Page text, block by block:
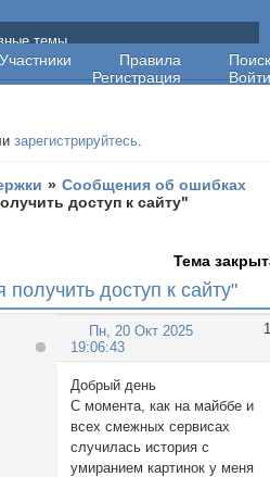
поддержки
Участники Правила
Поиск
Регистрация
Войти
темы
зарегистрируйтесь.
» Сообщения об ошибках
доступ к сайту"
доступ к сайту"
Тема
1
Пн, 20 Окт 2025
19:06:43
Добрый день
С момента, как на майббе и
всех смежных сервисах
случилась история с
умиранием картинок у меня